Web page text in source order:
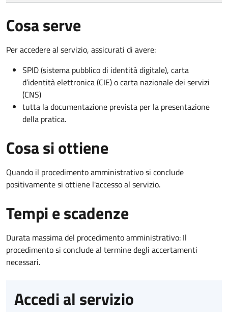
Cosa serve
Per accedere al servizio, assicurati di avere:
SPID (sistema pubblico di identità digitale), carta
d’identità elettronica (CIE) o carta nazionale dei servizi
(CNS)
tutta la documentazione prevista per la presentazione
della pratica.
Cosa si ottiene
Quando il procedimento amministrativo si conclude
positivamente si ottiene l'accesso al servizio.
Tempi e scadenze
Durata massima del procedimento amministrativo: Il
procedimento si conclude al termine degli accertamenti
necessari.
Accedi al servizio